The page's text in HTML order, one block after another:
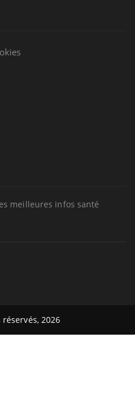
meilleures infos santé
2026